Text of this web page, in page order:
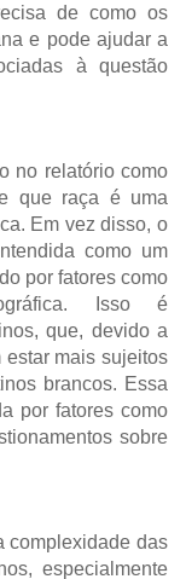
de como os
e pode ajudar a
à questão
no relatório como
que raça é uma
Em vez disso, o
como um
por fatores como
Isso é
que, devido a
estar mais sujeitos
brancos. Essa
por fatores como
sobre
complexidade das
especialmente